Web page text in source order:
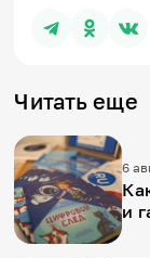
Читать еще
6
и